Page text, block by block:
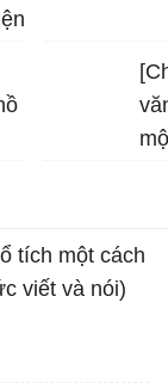
tích một cách
viết và nói)